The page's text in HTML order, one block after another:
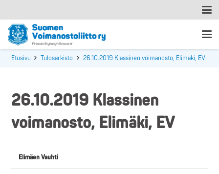
Etusivu Tulosarkisto 26.10.2019 Klassinen voimanosto, Elimäki, EV
26.10.2019 Klassinen
voimanosto, Elimäki, EV
Elimäen Vauhti